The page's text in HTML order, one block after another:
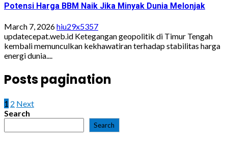
Potensi Harga BBM Naik Jika Minyak Dunia Melonjak
March 7, 2026hiu29x5357
updatecepat.web.id Ketegangan geopolitik di Timur Tengah
kembali memunculkan kekhawatiran terhadap stabilitas harga
energi dunia....
Posts pagination
1 2 Next
Search
Search